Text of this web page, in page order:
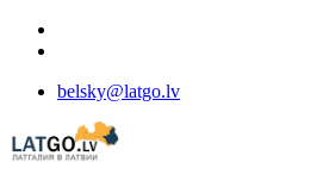
belsky@latgo.lv